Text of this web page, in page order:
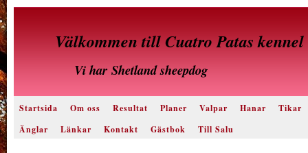
Välkommen till Cuatro Patas kennel
Vi harShetland sheepdog
Startsida Om oss Resultat Planer Valpar Hanar
Tikar
Änglar
Länkar Kontakt Gästbok Till Salu